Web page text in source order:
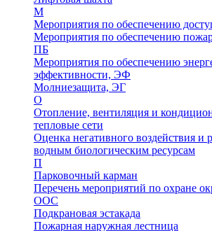
М
Мероприятия по обеспечению
Мероприятия по обеспечению
ПБ
Мероприятия по обеспечению
эффективности, ЭФ
Молниезащита, ЭГ
О
Отопление, вентиляция и
тепловые сети
Оценка негативного воздействия и
водным биологическим ресурсам
П
Парковочный карман
Перечень мероприятий по охране
ООС
Подкрановая эстакада
Пожарная наружная лестница